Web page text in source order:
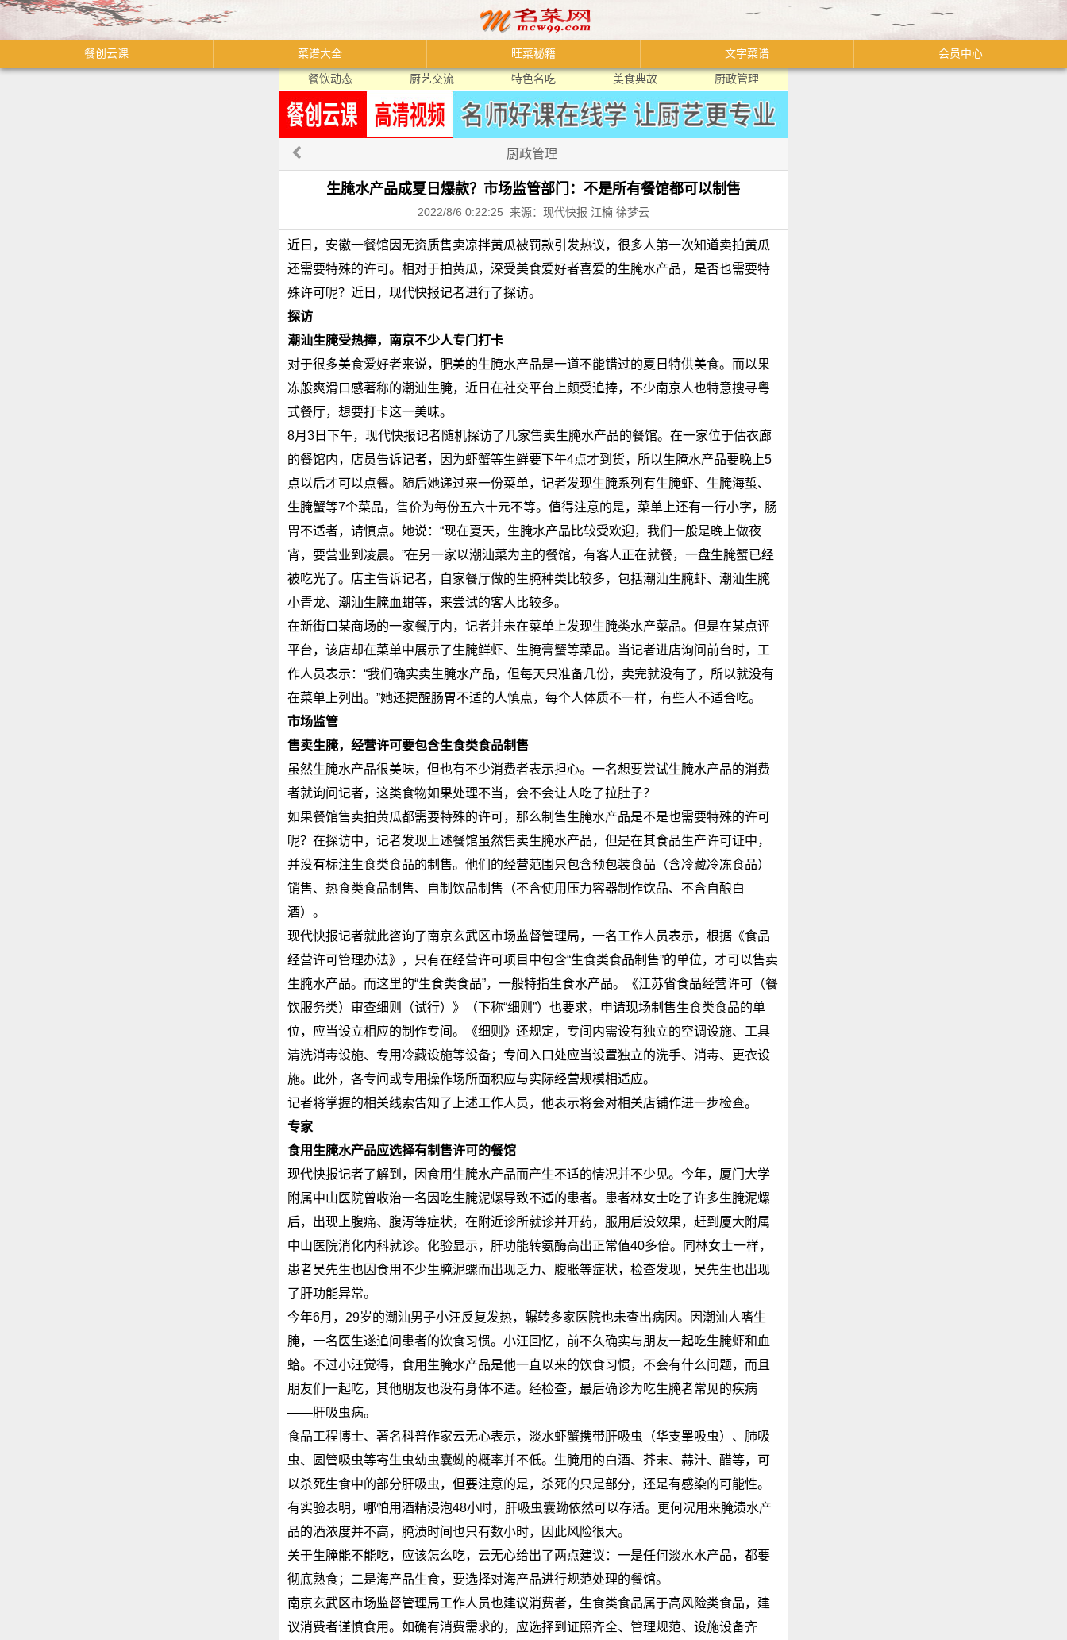
餐创云课 菜谱大全 旺菜秘籍 文字菜谱
会员中心
餐饮动态
厨艺交流 特色名吃 美食典故 厨政管理
厨政管理
生腌水产品成夏日爆款？市场监管部门：不是所有餐馆都可以制售
2022/8/6 0:22:25 来源：现代快报 江楠 徐梦云
近日，安徽一餐馆因无资质售卖凉拌黄瓜被罚款引发热议，很多人第一次知道卖拍黄瓜
还需要特殊的许可。相对于拍黄瓜，深受美食爱好者喜爱的生腌水产品，是否也需要特
殊许可呢？近日，现代快报记者进行了探访。
探访
潮汕生腌受热捧，南京不少人专门打卡
对于很多美食爱好者来说，肥美的生腌水产品是一道不能错过的夏日特供美食。而以果
冻般爽滑口感著称的潮汕生腌，近日在社交平台上颇受追捧，不少南京人也特意搜寻粤
式餐厅，想要打卡这一美味。
8月3日下午，现代快报记者随机探访了几家售卖生腌水产品的餐馆。在一家位于估衣廊
的餐馆内，店员告诉记者，因为虾蟹等生鲜要下午4点才到货，所以生腌水产品要晚上5
点以后才可以点餐。随后她递过来一份菜单，记者发现生腌系列有生腌虾、生腌海蜇、
生腌蟹等7个菜品，售价为每份五六十元不等。值得注意的是，菜单上还有一行小字，肠
胃不适者，请慎点。她说：“现在夏天，生腌水产品比较受欢迎，我们一般是晚上做夜
宵，要营业到凌晨。”在另一家以潮汕菜为主的餐馆，有客人正在就餐，一盘生腌蟹已经
被吃光了。店主告诉记者，自家餐厅做的生腌种类比较多，包括潮汕生腌虾、潮汕生腌
小青龙、潮汕生腌血蚶等，来尝试的客人比较多。
在新街口某商场的一家餐厅内，记者并未在菜单上发现生腌类水产菜品。但是在某点评
平台，该店却在菜单中展示了生腌鲜虾、生腌膏蟹等菜品。当记者进店询问前台时，工
作人员表示：“我们确实卖生腌水产品，但每天只准备几份，卖完就没有了，所以就没有
在菜单上列出。”她还提醒肠胃不适的人慎点，每个人体质不一样，有些人不适合吃。
市场监管
售卖生腌，经营许可要包含生食类食品制售
虽然生腌水产品很美味，但也有不少消费者表示担心。一名想要尝试生腌水产品的消费
者就询问记者，这类食物如果处理不当，会不会让人吃了拉肚子？
如果餐馆售卖拍黄瓜都需要特殊的许可，那么制售生腌水产品是不是也需要特殊的许可
呢？在探访中，记者发现上述餐馆虽然售卖生腌水产品，但是在其食品生产许可证中，
并没有标注生食类食品的制售。他们的经营范围只包含预包装食品（含冷藏冷冻食品）
销售、热食类食品制售、自制饮品制售（不含使用压力容器制作饮品、不含自酿白
酒）。
现代快报记者就此咨询了南京玄武区市场监督管理局，一名工作人员表示，根据《食品
经营许可管理办法》，只有在经营许可项目中包含“生食类食品制售”的单位，才可以售卖
生腌水产品。而这里的“生食类食品”，一般特指生食水产品。《江苏省食品经营许可（餐
饮服务类）审查细则（试行）》（下称“细则”）也要求，申请现场制售生食类食品的单
位，应当设立相应的制作专间。《细则》还规定，专间内需设有独立的空调设施、工具
清洗消毒设施、专用冷藏设施等设备；专间入口处应当设置独立的洗手、消毒、更衣设
施。此外，各专间或专用操作场所面积应与实际经营规模相适应。
记者将掌握的相关线索告知了上述工作人员，他表示将会对相关店铺作进一步检查。
专家
食用生腌水产品应选择有制售许可的餐馆
现代快报记者了解到，因食用生腌水产品而产生不适的情况并不少见。今年，厦门大学
附属中山医院曾收治一名因吃生腌泥螺导致不适的患者。患者林女士吃了许多生腌泥螺
后，出现上腹痛、腹泻等症状，在附近诊所就诊并开药，服用后没效果，赶到厦大附属
中山医院消化内科就诊。化验显示，肝功能转氨酶高出正常值40多倍。同林女士一样，
患者吴先生也因食用不少生腌泥螺而出现乏力、腹胀等症状，检查发现，吴先生也出现
了肝功能异常。
今年6月，29岁的潮汕男子小汪反复发热，辗转多家医院也未查出病因。因潮汕人嗜生
腌，一名医生遂追问患者的饮食习惯。小汪回忆，前不久确实与朋友一起吃生腌虾和血
蛤。不过小汪觉得，食用生腌水产品是他一直以来的饮食习惯，不会有什么问题，而且
朋友们一起吃，其他朋友也没有身体不适。经检查，最后确诊为吃生腌者常见的疾病
——肝吸虫病。
食品工程博士、著名科普作家云无心表示，淡水虾蟹携带肝吸虫（华支睾吸虫）、肺吸
虫、圆管吸虫等寄生虫幼虫囊蚴的概率并不低。生腌用的白酒、芥末、蒜汁、醋等，可
以杀死生食中的部分肝吸虫，但要注意的是，杀死的只是部分，还是有感染的可能性。
有实验表明，哪怕用酒精浸泡48小时，肝吸虫囊蚴依然可以存活。更何况用来腌渍水产
品的酒浓度并不高，腌渍时间也只有数小时，因此风险很大。
关于生腌能不能吃，应该怎么吃，云无心给出了两点建议：一是任何淡水水产品，都要
彻底熟食；二是海产品生食，要选择对海产品进行规范处理的餐馆。
南京玄武区市场监督管理局工作人员也建议消费者，生食类食品属于高风险类食品，建
议消费者谨慎食用。如确有消费需求的，应选择到证照齐全、管理规范、设施设备齐